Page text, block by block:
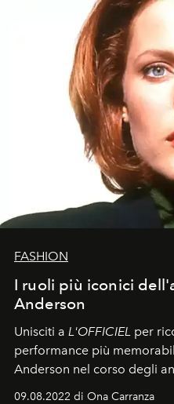
FASHION
I ruoli più iconici
Anderson
Unisciti a L'OFFICIEL per
performance più
Anderson nel corso degli
09.08.2022 di Ona Carranza